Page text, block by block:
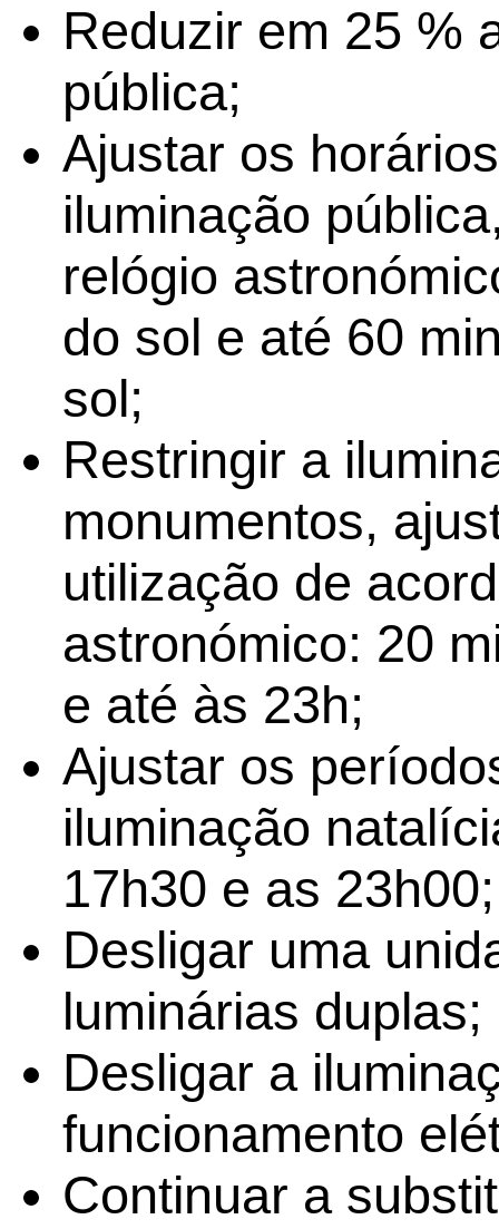
Reduzir em 25 %
pública;
Ajustar os
iluminação
relógio
do sol e até 60
sol;
Restringir a
monumentos,
utilização de
astronómico: 20
e até às 23h;
Ajustar os
iluminação
17h30 e as 23h00;
Desligar uma
luminárias duplas;
Desligar a
funcionamento
Continuar a